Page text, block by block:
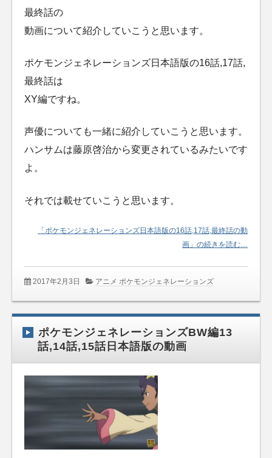
最終話の
動画について紹介していこうと思います。
ポケモンジェネレーションズ日本語版の16話,17話,
最終話は
XY編ですね。
声優についても一緒に紹介していこうと思います。
ハンサムは藤原啓治から変更されているみたいです
よ。
それでは載せていこうと思います。
「ポケモンジェネレーションズ日本語版の16話,17話,最終話の動
画」の続きを読む…
2017年2月3日 アニメ ポケモンジェネレーションズ
ポケモンジェネレーションズBW編13
話,14話,15話日本語版の動画